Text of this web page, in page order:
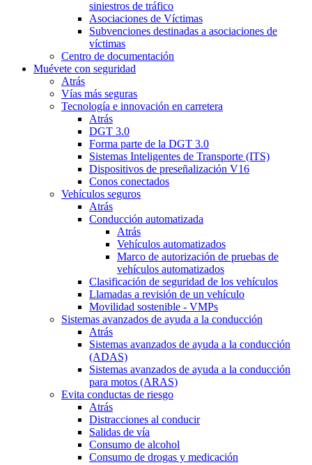
siniestros de tráfico
Asociaciones de Víctimas
Subvenciones destinadas a asociaciones de
víctimas
Centro de documentación
Muévete con seguridad
Atrás
Vías más seguras
Tecnología e innovación en carretera
Atrás
DGT 3.0
Forma parte de la DGT 3.0
Sistemas Inteligentes de Transporte (ITS)
Dispositivos de preseñalización V16
Conos conectados
Vehículos seguros
Atrás
Conducción automatizada
Atrás
Vehículos automatizados
Marco de autorización de pruebas de
vehículos automatizados
Clasificación de seguridad de los vehículos
Llamadas a revisión de un vehículo
Movilidad sostenible - VMPs
Sistemas avanzados de ayuda a la conducción
Atrás
Sistemas avanzados de ayuda a la conducción
(ADAS)
Sistemas avanzados de ayuda a la conducción
para motos (ARAS)
Evita conductas de riesgo
Atrás
Distracciones al conducir
Salidas de vía
Consumo de alcohol
Consumo de drogas y medicación